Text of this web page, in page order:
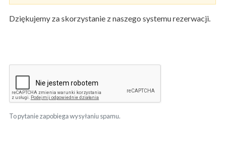
Dziękujemy za skorzystanie z naszego systemu rezerwacji.
To pytanie zapobiega wysyłaniu spamu.